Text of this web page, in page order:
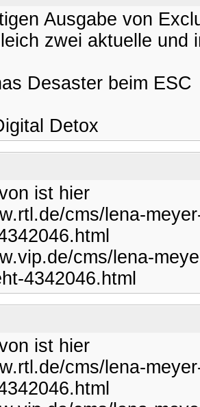
Ausgabe von
zwei aktuelle und
Desaster beim ESC
Detox
ist hier
cms/lena-
cms/lena-
4342046.html
ist hier
cms/lena-